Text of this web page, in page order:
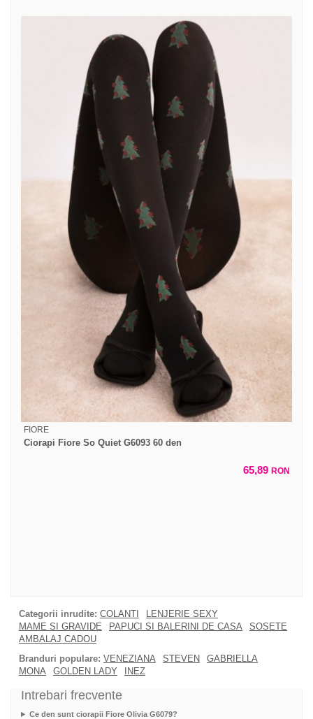
FIORE
Ciorapi Fiore So Quiet G6093 60 den
65,89 RON
Categorii inrudite: COLANTI
LENJERIE SEXY
MAME SI GRAVIDE
PAPUCI SI BALERINI DE CASA
SOSETE
AMBALAJ CADOU
Branduri populare: VENEZIANA STEVEN
GABRIELLA
MONA
GOLDEN LADY INEZ
Intrebari frecvente
Ce den sunt ciorapii Fiore Olivia G6079?